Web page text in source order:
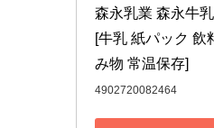
森永乳業 森永牛
[牛乳 紙パック 飲
み物 常温保存]
4902720082464